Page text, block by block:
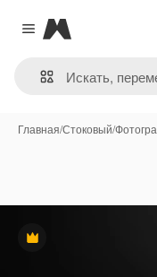
Close menu
Magnific
Главная/Стоковый/
Премиум